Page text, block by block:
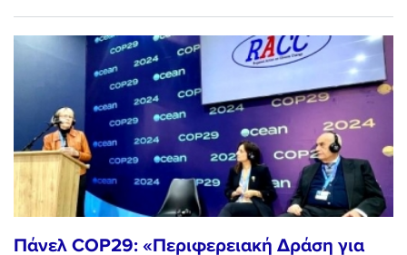
Πάνελ COP29: «Περιφερειακή Δράση για